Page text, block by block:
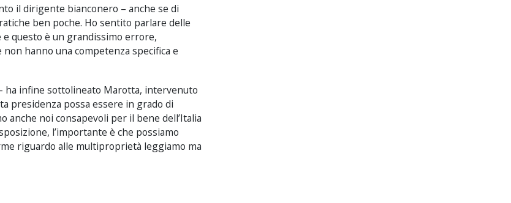
il dirigente bianconero – anche se di
ben poche. Ho sentito parlare delle
e questo è un grandissimo errore,
hanno una competenza specifica e
ha infine sottolineato Marotta, intervenuto
presidenza possa essere in grado di
noi consapevoli per il bene dell’Italia
l’importante è che possiamo
riguardo alle multiproprietà leggiamo ma